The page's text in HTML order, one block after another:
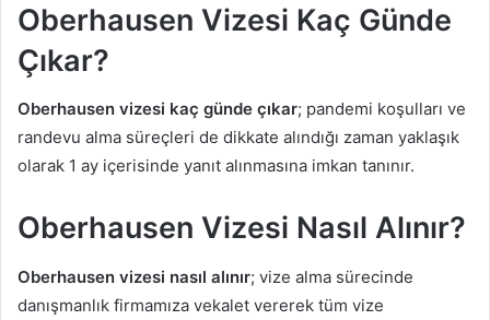
Oberhausen Vizesi Kaç Günde
Çıkar?
Oberhausen vizesi kaç günde çıkar; pandemi koşulları ve
randevu alma süreçleri de dikkate alındığı zaman yaklaşık
olarak 1 ay içerisinde yanıt alınmasına imkan tanınır.
Oberhausen Vizesi Nasıl Alınır?
Oberhausen vizesi nasıl alınır; vize alma sürecinde
danışmanlık firmamıza vekalet vererek tüm vize